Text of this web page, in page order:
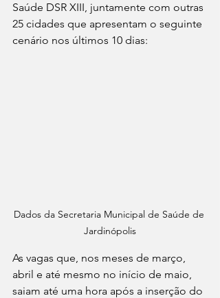
Saúde DSR XIII, juntamente com outras
25 cidades que apresentam o seguinte
cenário nos últimos 10 dias:
Dados da Secretaria Municipal de Saúde de
Jardinópolis
As vagas que, nos meses de março,
abril e até mesmo no início de maio,
saiam até uma hora após a inserção do